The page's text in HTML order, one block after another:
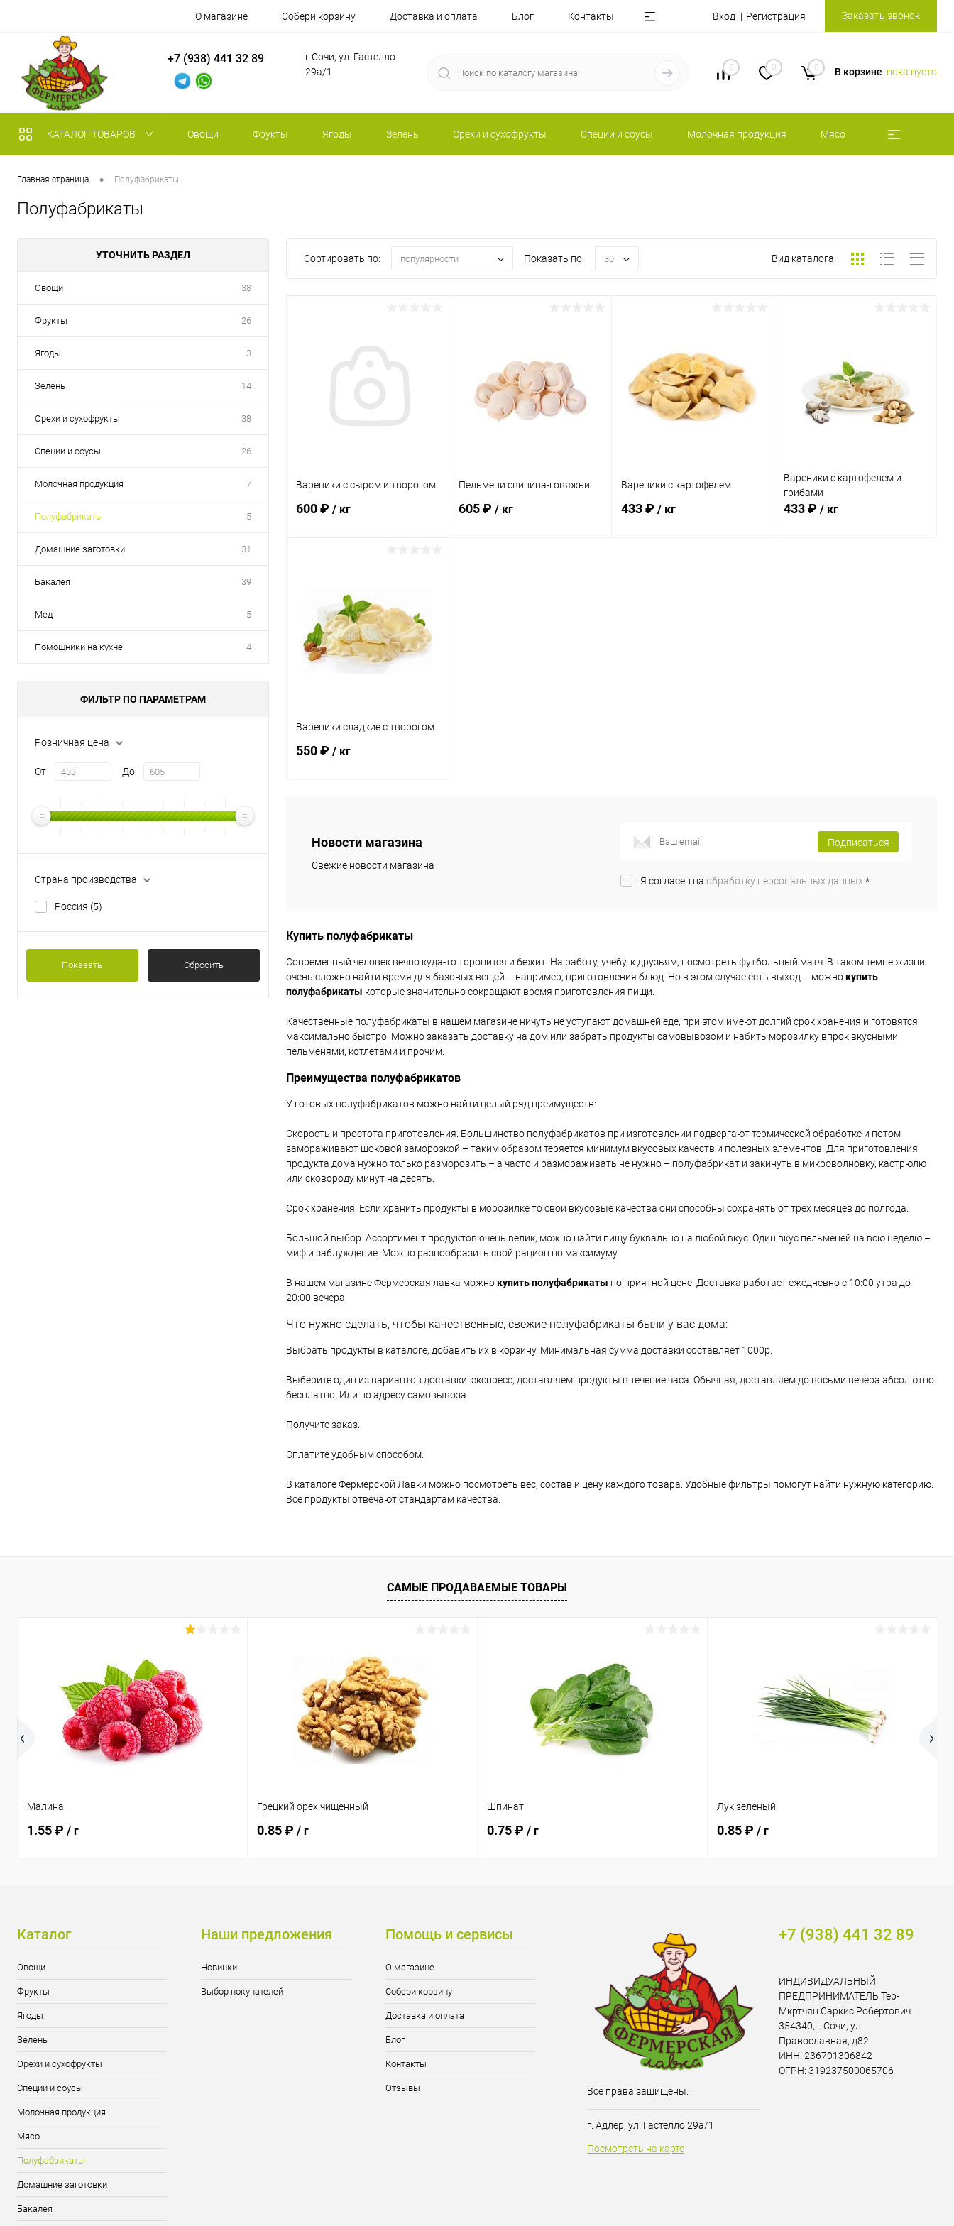
О магазине Собери корзину Доставка и оплата Блог Контакты Вход Регистрация Заказать звонок
+7 (938) 441 32 89
г.Сочи, ул. Гастелло
29а/1
0 0 0 В корзине пока пусто
КАТАЛОГ ТОВАРОВ Овощи Фрукты Ягоды Зелень Орехи и сухофрукты Специи и соусы Молочная продукция Мясо
Главная страница • Полуфабрикаты
Полуфабрикаты
УТОЧНИТЬ РАЗДЕЛ
Овощи 38
Фрукты 26
Ягоды 3
Зелень 14
Орехи и сухофрукты 38
Специи и соусы 26
Молочная продукция 7
Полуфабрикаты 5
Домашние заготовки 31
Бакалея 39
Мед 5
Помощники на кухне 4
ФИЛЬТР ПО ПАРАМЕТРАМ
Розничная цена
От До
Страна производства
Россия (5)
Показать Сбросить
Сортировать по: популярности Показать по: 30 Вид каталога:
Вареники с сыром и творогом
600 ₽ / кг
Купить в 1
В избранное Под заказ
Пельмени свинина-говяжьи
605 ₽ / кг
Вареники с картофелем
433 ₽ / кг
Вареники с картофелем и
грибами
433 ₽ / кг
Вареники сладкие с творогом
550 ₽ / кг
Купить в 1
клик
Сравнение
Новости магазина
Свежие новости магазина
Подписаться
Я согласен на обработку персональных данных. *
Купить полуфабрикаты
Современный человек вечно куда-то торопится и бежит. На работу, учебу, к друзьям, посмотреть футбольный матч. В таком темпе жизни
очень сложно найти время для базовых вещей – например, приготовления блюд. Но в этом случае есть выход – можнокупить
полуфабрикаты которые значительно сокращают время приготовления пищи.
Качественные полуфабрикаты в нашем магазине ничуть не уступают домашней еде, при этом имеют долгий срок хранения и готовятся
максимально быстро. Можно заказать доставку на дом или забрать продукты самовывозом и набить морозилку впрок вкусными
пельменями, котлетами и прочим.
Преимущества полуфабрикатов
У готовых полуфабрикатов можно найти целый ряд преимуществ:
Скорость и простота приготовления. Большинство полуфабрикатов при изготовлении подвергают термической обработке и потом
замораживают шоковой заморозкой – таким образом теряется минимум вкусовых качеств и полезных элементов. Для приготовления
продукта дома нужно только разморозить – а часто и размораживать не нужно – полуфабрикат и закинуть в микроволновку, кастрюлю
или сковороду минут на десять.
Срок хранения. Если хранить продукты в морозилке то свои вкусовые качества они способны сохранять от трех месяцев до полгода.
Большой выбор. Ассортимент продуктов очень велик, можно найти пищу буквально на любой вкус. Один вкус пельменей на всю неделю –
миф и заблуждение. Можно разнообразить свой рацион по максимуму.
В нашем магазине Фермерская лавка можнокупить полуфабрикаты по приятной цене. Доставка работает ежедневно с 10:00 утра до
20:00 вечера.
Что нужно сделать, чтобы качественные, свежие полуфабрикаты были у вас дома:
Выбрать продукты в каталоге, добавить их в корзину. Минимальная сумма доставки составляет 1000р.
Выберите один из вариантов доставки: экспресс, доставляем продукты в течение часа. Обычная, доставляем до восьми вечера абсолютно
бесплатно. Или по адресу самовывоза.
Получите заказ.
Оплатите удобным способом.
В каталоге Фермерской Лавки можно посмотреть вес, состав и цену каждого товара. Удобные фильтры помогут найти нужную категорию.
Все продукты отвечают стандартам качества.
САМЫЕ ПРОДАВАЕМЫЕ ТОВАРЫ
Малина
1.55 ₽ / г
Грецкий орех чищенный
0.85 ₽ / г
Шпинат
0.75 ₽ / г
Лук зеленый
0.85 ₽ / г
Каталог
Овощи
Фрукты
Ягоды
Зелень
Орехи и сухофрукты
Специи и соусы
Молочная продукция
Мясо
Полуфабрикаты
Домашние заготовки
Бакалея
Наши предложения
Новинки
Выбор покупателей
Помощь и сервисы
О магазине
Собери корзину
Доставка и оплата
Блог
Контакты
Отзывы Все права защищены.
г. Адлер, ул. Гастелло 29а/1
Посмотреть на карте
+7 (938) 441 32 89
ИНДИВИДУАЛЬНЫЙ
ПРЕДПРИНИМАТЕЛЬ Тер-
Мкртчян Саркис Робертович
354340, г.Сочи, ул.
Православная, д82
ИНН: 236701306842
ОГРН: 319237500065706